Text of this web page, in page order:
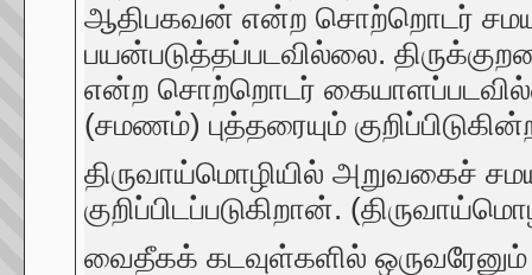
ஆதிபகவன் என்ற சொற்றொடர்
பயன்படுத்தப்படவில்லை.
என்ற சொற்றொடர்
(சமணம்) புத்தரையும்
திருவாய்மொழியில் அறுவகைச்
குறிப்பிடப்படுகிறான்.
வைதீகக் கடவுள்களில்